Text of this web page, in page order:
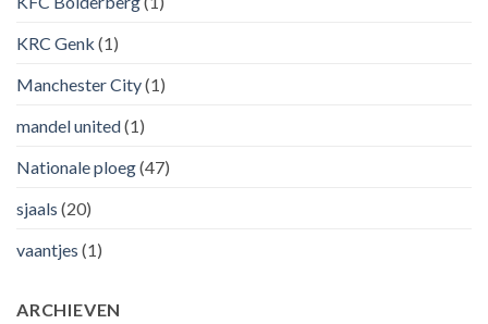
KRC Genk (1)
Manchester City(1)
mandel united(1)
Nationale ploeg(47)
sjaals (20)
vaantjes (1)
ARCHIEVEN